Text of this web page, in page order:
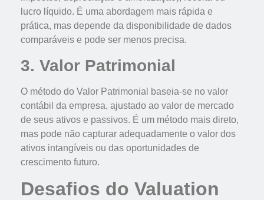
lucro líquido. É uma abordagem mais rápida e
prática, mas depende da disponibilidade de dados
comparáveis e pode ser menos precisa.
3. Valor Patrimonial
O método do Valor Patrimonial baseia-se no valor
contábil da empresa, ajustado ao valor de mercado
de seus ativos e passivos. É um método mais direto,
mas pode não capturar adequadamente o valor dos
ativos intangíveis ou das oportunidades de
crescimento futuro.
Desafios do Valuation